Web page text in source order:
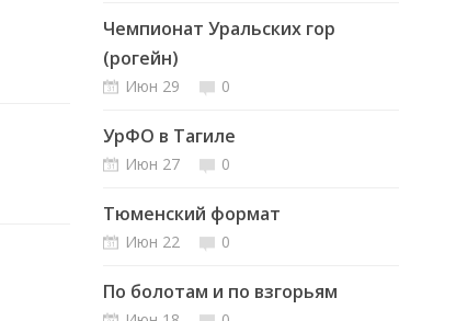
Чемпионат Уральских гор
(рогейн)
Июн 29 0
УрФО в Тагиле
Июн 27 0
Тюменский формат
Июн 22 0
По болотам и по взгорьям